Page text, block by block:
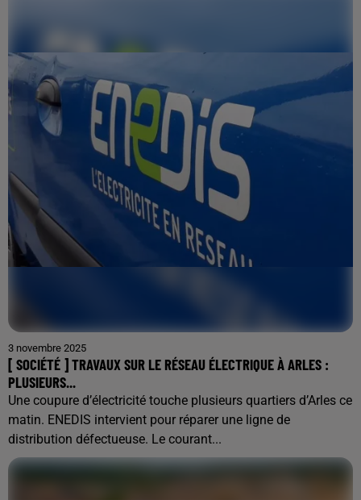
3 novembre 2025
[ SOCIÉTÉ ] TRAVAUX SUR LE RÉSEAU ÉLECTRIQUE À ARLES :
PLUSIEURS...
Une coupure d’électricité touche plusieurs quartiers d’Arles ce
matin. ENEDIS intervient pour réparer une ligne de
distribution défectueuse. Le courant...